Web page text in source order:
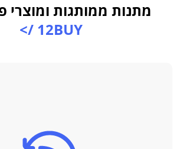
מתנות ממותגות ומוצרי
12BUY />